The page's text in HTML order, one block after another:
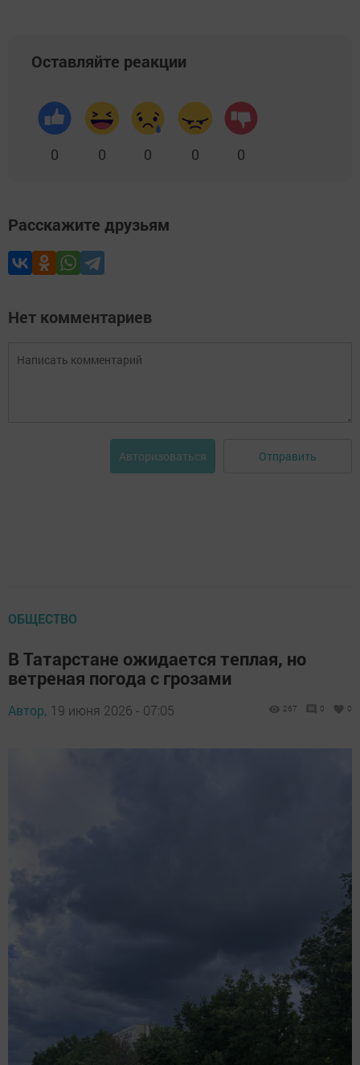
Оставляйте реакции
0 0 0 0 0
Расскажите друзьям
Нет комментариев
Авторизоваться Отправить
ОБЩЕСТВО
В Татарстане ожидается теплая, но
ветреная погода с грозами
Автор, 19 июня 2026 - 07:05 267 0 0